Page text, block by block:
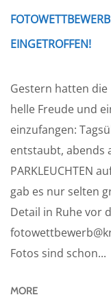
EINGETROFFEN!
Gestern hatten
helle Freude und
einzufangen:
entstaubt, abends
PARKLEUCHTEN
gab es nur selten
Detail in Ruhe vor
Fotos sind schon...
MORE